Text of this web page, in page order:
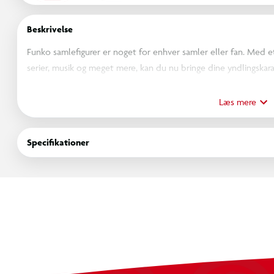
Beskrivelse
Funko samlefigurer er noget for enhver samler eller fan.
serier, musik og meget mere, kan du nu bringe dine
helt sikkert skabe opmærksomhed. Så uanset om du samler
noget helt andet, så har Funko noget for dig. Så gå ikke glip
samling eller til at give den perfekte gave til en ven. Køb
store samlerfamilie!
Læs mere
Specifikationer